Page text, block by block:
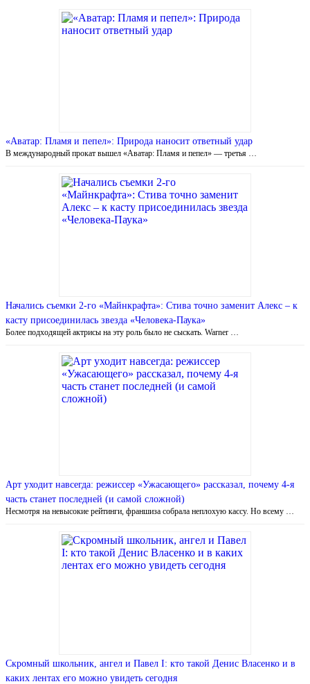
«Аватар: Пламя и пепел»: Природа наносит ответный удар
В международный прокат вышел «Аватар: Пламя и пепел» — третья …
Начались съемки 2-го «Майнкрафта»: Стива точно заменит Алекс – к
касту присоединилась звезда «Человека-Паука»
Более подходящей актрисы на эту роль было не сыскать. Warner …
Арт уходит навсегда: режиссер «Ужасающего» рассказал, почему 4-я
часть станет последней (и самой сложной)
Несмотря на невысокие рейтинги, франшиза собрала неплохую кассу. Но всему …
Скромный школьник, ангел и Павел I: кто такой Денис Власенко и в
каких лентах его можно увидеть сегодня